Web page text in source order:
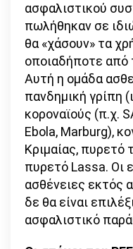
ασφαλιστικού
πωλήθηκαν σε
θα «χάσουν» τα
οποιαδήποτε από
Αυτή η ομάδα
πανδημική γρίπη
κοροναϊούς (π.χ.
Ebola, Marburg),
Κριμαίας, πυρετό
πυρετό Lassa. Οι
ασθένειες εκτός
δε θα είναι
ασφαλιστικό